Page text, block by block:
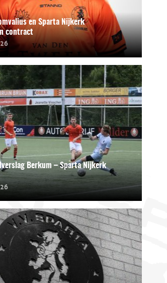
en Sparta Nijkerk
contract
Berkum – Sparta Nijkerk